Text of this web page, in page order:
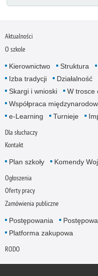
Aktualności
O szkole
Kierownictwo Struktura
Izba tradycji
Działalność
Skargi i wnioski
W trosce
Współpraca
e-Learning
Turnieje
Dla słuchaczy
Kontakt
Plan szkoły Komendy
Ogłoszenia
Oferty pracy
Zamówienia publiczne
Postępowania
Platforma zakupowa
RODO